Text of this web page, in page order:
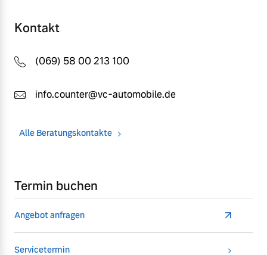
Kontakt
(069) 58 00 213 100
info.counter@vc-automobile.de
Alle Beratungskontakte
Termin buchen
Angebot anfragen
Servicetermin